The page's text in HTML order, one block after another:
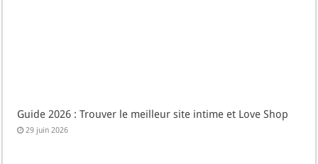
Guide 2026 : Trouver le meilleur site intime et Love Shop
29 juin 2026